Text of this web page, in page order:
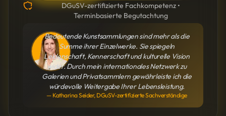
DGuSV-zertifizierte Fachkompetenz •
Terminbasierte Begutachtung
Bedeutende Kunstsammlungen sind mehr als die
Summe ihrer Einzelwerke. Sie spiegeln
Leidenschaft, Kennerschaft und kulturelle Vision
wider. Durch mein internationales Netzwerk zu
Galerien und Privatsammlern gewährleiste ich die
würdevolle Weitergabe Ihrer Lebensleistung.
— Katharina Seider, DGuSV-zertifizierte Sachverständige